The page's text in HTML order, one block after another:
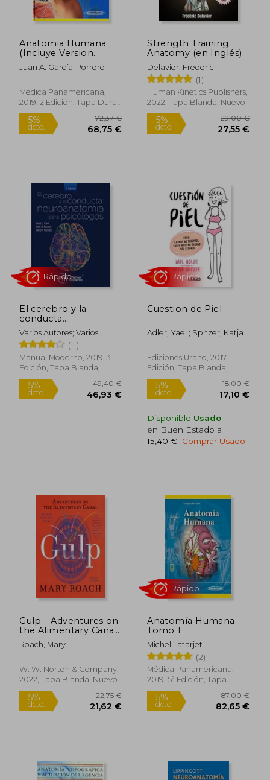
5% 17,49 € 5%
5%
76,77 €
Anatomia Humana
(Incluye Version
Digital)
Juan A. García-Porrero
Médica Panamericana,
2019, 2 Edición, Tapa Dura,
Nuevo
dcto. 68,75 €
Strength Training
Anatomy (en Inglés)
Delavier, Frederic
(1)
Human Kinetics Publishers,
2022, Tapa Blanda, Nuevo
dcto.
El cerebro y la
conducta.
Neuroanatomía para
psicólogos
Varios Autores; Varios
Autores
(11)
Manual Moderno, 2019, 3
Edición, Tapa Blanda,
Nuevo
Cuestion de Piel
Adler, Yael ; Spitzer, Katja ;
Ediciones Urano, 2017, 1
Edición, Tapa Blanda,
Nuevo
Disponible Usado
en Buen Estado a
15,40 € Comprar Usado
Gulp - Adventures on
the Alimentary Canal
(en Inglés)
Roach, Mary
W. W. Norton & Company,
2022, Tapa Blanda, Nuevo
Anatomía Humana
Tomo 1
Michel Latarjet
(2)
Médica Panamericana,
2019, 5ª Edición, Tapa
Blanda, Nuevo